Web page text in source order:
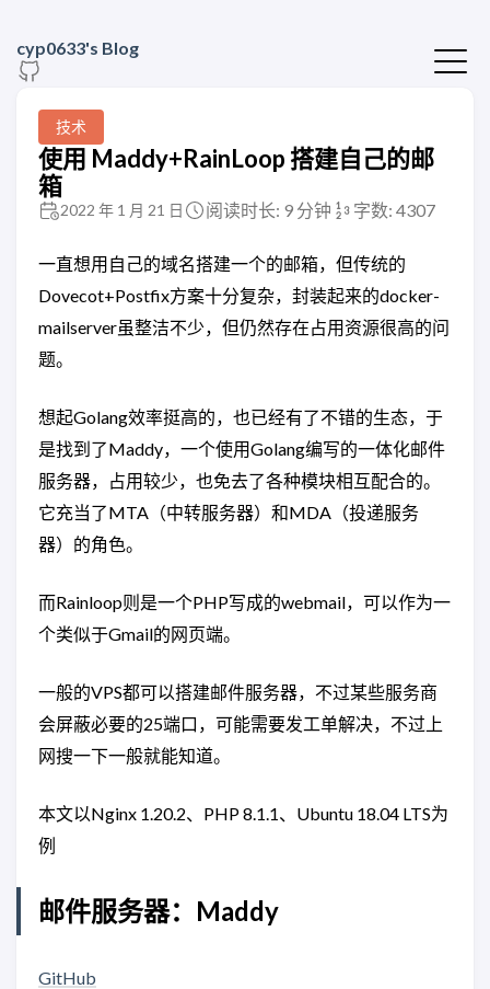
cyp0633's Blog
技术
使用 Maddy+RainLoop 搭建自己的邮
箱
2022 年 1 月 21 日 阅读时长: 9 分钟 字数: 4307
一直想用自己的域名搭建一个的邮箱，但传统的
Dovecot+Postfix方案十分复杂，封装起来的docker-
mailserver虽整洁不少，但仍然存在占用资源很高的问
题。
想起Golang效率挺高的，也已经有了不错的生态，于
是找到了Maddy，一个使用Golang编写的一体化邮件
服务器，占用较少，也免去了各种模块相互配合的。
它充当了MTA（中转服务器）和MDA（投递服务
器）的角色。
而Rainloop则是一个PHP写成的webmail，可以作为一
个类似于Gmail的网页端。
一般的VPS都可以搭建邮件服务器，不过某些服务商
会屏蔽必要的25端口，可能需要发工单解决，不过上
网搜一下一般就能知道。
本文以Nginx 1.20.2、PHP 8.1.1、Ubuntu 18.04 LTS为
例
邮件服务器：Maddy
GitHub